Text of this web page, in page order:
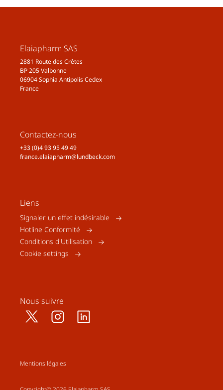
Elaiapharm SAS
2881 Route des Crêtes
BP 205 Valbonne
06904 Sophia Antipolis Cedex
France
Contactez-nous
+33 (0)4 93 95 49 49
france.elaiapharm@lundbeck.com
Liens
Signaler un effet indésirable
Hotline Conformité
Conditions d'Utilisation
Cookie settings
Nous suivre
Mentions légales